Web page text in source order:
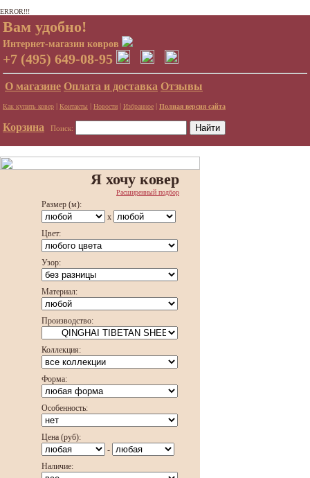
ERROR!!!
Вам удобно!
Интернет-магазин ковров
+7 (495) 649-08-95
О магазине Оплата и доставка Отзывы
Как купить ковер | Контакты | Новости | Избранное | Полная версия сайта
Корзина Поиск:
Я хочу ковер
Расширенный подбор
Размер (м):
x
Цвет:
Узор:
Материал:
Производство:
Коллекция:
Форма:
Особенность:
Цена (руб):
-
Наличие: